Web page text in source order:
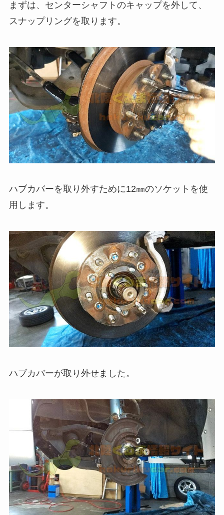
まずは、センターシャフトのキャップを外して、
スナップリングを取ります。
ハブカバーを取り外すために12㎜のソケットを使
用します。
ハブカバーが取り外せました。